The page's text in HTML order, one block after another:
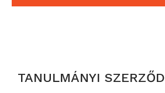
TANULMÁNYI